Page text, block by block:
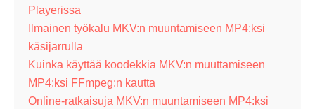
Playerissa
Ilmainen työkalu MKV:n muuntamiseen MP4:ksi
käsijarrulla
Kuinka käyttää koodekkia MKV:n muuttamiseen
MP4:ksi FFmpeg:n kautta
Online-ratkaisuja MKV:n muuntamiseen MP4:ksi